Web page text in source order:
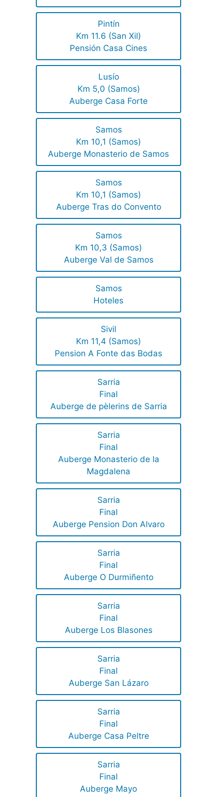
Pintín
Km 11.6 (San Xil)
Pensión Casa Cines
Lusío
Km 5,0 (Samos)
Auberge Casa Forte
Samos
Km 10,1 (Samos)
Auberge Monasterio de Samos
Samos
Km 10,1 (Samos)
Auberge Tras do Convento
Samos
Km 10,3 (Samos)
Auberge Val de Samos
Samos
Hoteles
Sivil
Km 11,4 (Samos)
Pension A Fonte das Bodas
Sarria
Final
Auberge de pèlerins de Sarria
Sarria
Final
Auberge Monasterio de la
Magdalena
Sarria
Final
Auberge Pension Don Alvaro
Sarria
Final
Auberge O Durmiñento
Sarria
Final
Auberge Los Blasones
Sarria
Final
Auberge San Lázaro
Sarria
Final
Auberge Casa Peltre
Sarria
Final
Auberge Mayo